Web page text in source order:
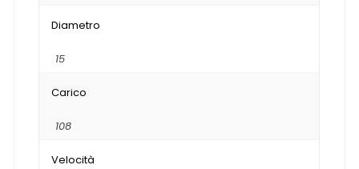
Diametro
15
Carico
108
Velocità